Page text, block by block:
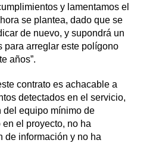
y lamentamos el
se plantea, dado que se
de nuevo, y supondrá un
para arreglar este polígono
años”.
contrato es achacable a
detectados en el servicio,
del equipo mínimo de
el proyecto, no ha
de información y no ha